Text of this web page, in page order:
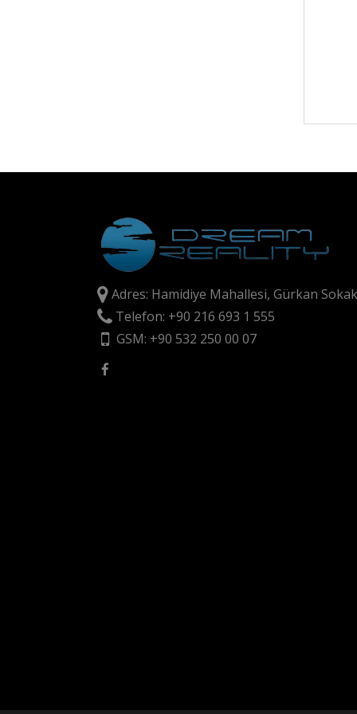
Adres: Hamidiye Mahallesi, Gürkan
Telefon: +90 216 693 1 555
GSM: +90 532 250 00 07